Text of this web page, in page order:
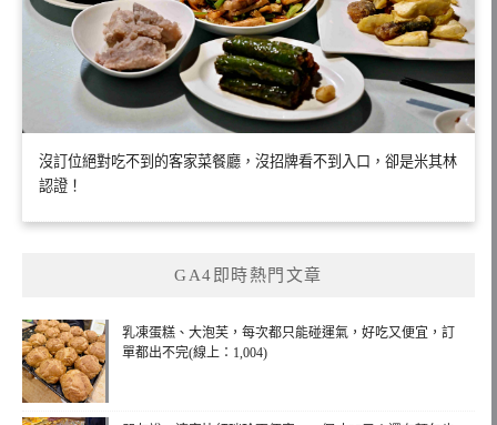
沒訂位絕對吃不到的客家菜餐廳，沒招牌看不到入口，卻是米其林
認證！
GA4即時熱門文章
乳凍蛋糕、大泡芙，每次都只能碰運氣，好吃又便宜，訂
單都出不完(線上：1,004)